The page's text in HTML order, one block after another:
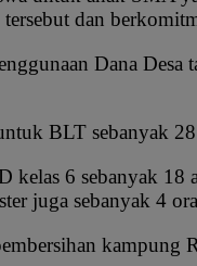
dan
Dana
BLT sebanyak
kelas 6 sebanyak
juga sebanyak 4